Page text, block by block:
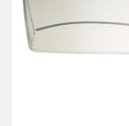
Запчасти кузова и
Малый